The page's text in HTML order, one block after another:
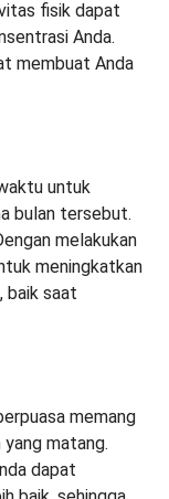
fisik dapat
Anda.
membuat Anda
untuk
bulan tersebut.
melakukan
meningkatkan
baik saat
memang
matang.
dapat